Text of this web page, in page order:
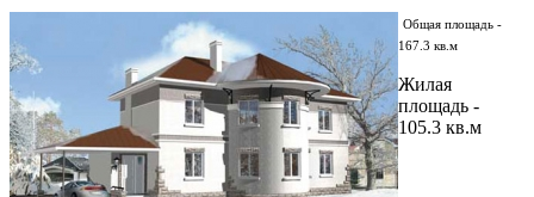
Общая площадь -
167.3 кв.м
Жилая
площадь -
105.3 кв.м